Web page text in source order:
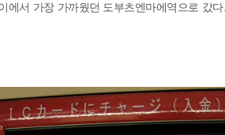
에서 가장 가까웠던 도부츠엔마에역으로 갔